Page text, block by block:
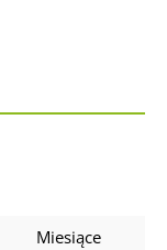
Miesiące